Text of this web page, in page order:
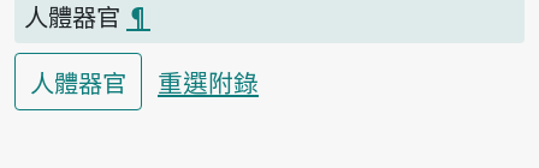
人體器官 ¶
人體器官
重選附錄